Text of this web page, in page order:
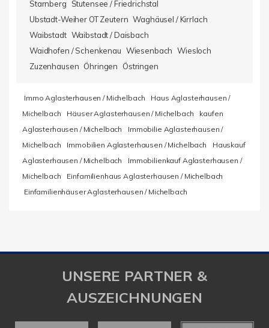
Starnberg
Stutensee / Friedrichstal
Ubstadt-Weiher OT Zeutern Waghäusel / Kirrlach
Waibstadt Waibstadt / Daisbach
Waidhofen / Schenkenau Wiesenbach Wiesloch
Zuzenhausen Öhringen Östringen
Immo Aglasterhausen / Michelbach
Haus Aglasterhausen /
Michelbach
Häuser Aglasterhausen / Michelbach
kaufen
Aglasterhausen / Michelbach
Immobilie Aglasterhausen /
Michelbach
Immobilien Aglasterhausen / Michelbach
Hauskauf
Aglasterhausen / Michelbach
Immobilienkauf Aglasterhausen /
Michelbach
Einfamilienhaus Aglasterhausen / Michelbach
Einfamilienhäuser Aglasterhausen / Michelbach
UNSERE PARTNER &
AUSZEICHNUNGEN